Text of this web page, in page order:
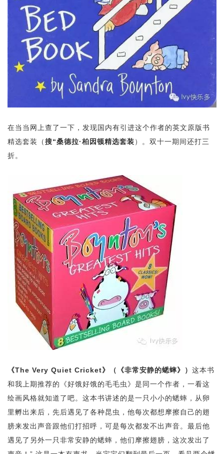
在当当网上查了一下，发现国内有引进这个作者的英文原版书
精选套装（搜“桑德拉·柏因顿精选套装）。双十一期间还打三
折。
《The Very Quiet Cricket》（《非常安静的蟋蟀》） 这本书
和我上期推荐的《好饿好饿的毛毛虫》是同一个作者，一看这
绘画风格就知道了吧。这本书讲述的是一只小小的蟋蟀，从卵
里孵出来后，先后遇见了各种昆虫，他每次都想摩擦自己的翅
膀来发出声音跟他们打招呼，可是每次都发不出声音。最后他
遇见了另外一只非常安静的蟋蟀，他们摩擦翅膀，这次发出了